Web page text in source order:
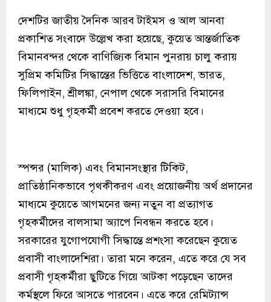
দেশটির জাতীয় দৈনিক আরব টাইমস ও আল আনবা
প্রকাশিত সংবাদে উল্লেখ করা হয়েছে, কুয়েত আন্তর্জাতিক
বিমানবন্দর থেকে বাণিজ্যিক বিমান পুনরায় চালু করায়
সুপ্রিম কমিটির সিদ্ধান্তের ভিত্তিতে বাংলাদেশ, ভারত,
ফিলিপাইন, শ্রীলঙ্কা, নেপাল থেকে সরাসরি বিমানের
মাধ্যমে শুধু গৃহকর্মী প্রবেশ করতে দেওয়া হবে।
স্পন্সর (মালিক) এবং বিমানসংস্থার টিকিট,
প্রাতিষ্ঠানিকভাবে পৃথকীকরণ এবং প্রয়োজনীয় অর্থ প্রদানের
মাধ্যমে কুয়েতে আগমনের জন্য নতুন বা প্রত্যাগত
গৃহকর্মীদের বালসামা অ্যাপে নিবন্ধন করতে হবে।
সরকারের যুগোপযোগী সিদ্ধান্তে প্রশংসা করেছেন কুয়েত
প্রবাসী বাংলাদেশিরা। তারা মনে করেন, এতে করে যে সব
প্রবাসী গৃহকর্মীরা ছুটিতে গিয়ে আটকা পড়েছেন তাদের
কর্মস্থলে ফিরে আসতে পারবেন। এতে করে রেমিট্যান্স